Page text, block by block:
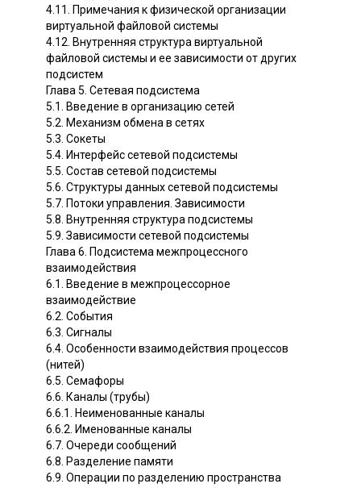
4.11. Примечания к физической организации
виртуальной файловой системы
4.12. Внутренняя структура виртуальной
файловой системы и ее зависимости от других
подсистем
Глава 5. Сетевая подсистема
5.1. Введение в организацию сетей
5.2. Механизм обмена в сетях
5.3. Сокеты
5.4. Интерфейс сетевой подсистемы
5.5. Состав сетевой подсистемы
5.6. Структуры данных сетевой подсистемы
5.7. Потоки управления. Зависимости
5.8. Внутренняя структура подсистемы
5.9. Зависимости сетевой подсистемы
Глава 6. Подсистема межпроцессного
взаимодействия
6.1. Введение в межпроцессорное
взаимодействие
6.2. События
6.3. Сигналы
6.4. Особенности взаимодействия процессов
(нитей)
6.5. Семафоры
6.6. Каналы (трубы)
6.6.1. Неименованные каналы
6.6.2. Именованные каналы
6.7. Очереди сообщений
6.8. Разделение памяти
6.9. Операции по разделению пространства